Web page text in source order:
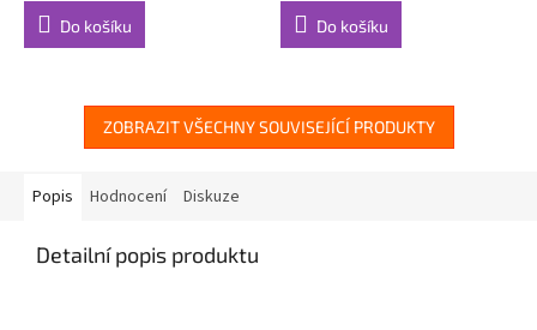
Do košíku Do košíku
ZOBRAZIT VŠECHNY SOUVISEJÍCÍ PRODUKTY
Popis Hodnocení Diskuze
Detailní popis produktu